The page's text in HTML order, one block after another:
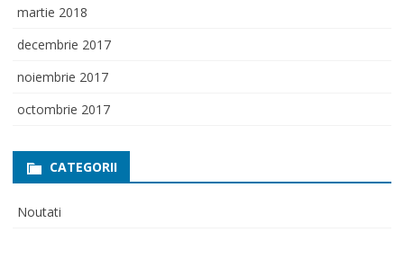
martie 2018
decembrie 2017
noiembrie 2017
octombrie 2017
CATEGORII
Noutati